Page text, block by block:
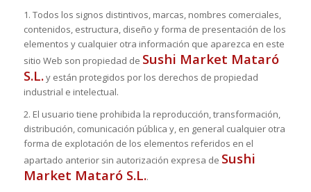
1. Todos los signos distintivos, marcas, nombres comerciales,
contenidos, estructura, diseño y forma de presentación de los
elementos y cualquier otra información que aparezca en este
sitio Web son propiedad de Sushi Market Mataró
S.L.y están protegidos por los derechos de propiedad
industrial e intelectual.
2. El usuario tiene prohibida la reproducción, transformación,
distribución, comunicación pública y, en general cualquier otra
forma de explotación de los elementos referidos en el
apartado anterior sin autorización expresa de Sushi
Market Mataró S.L..